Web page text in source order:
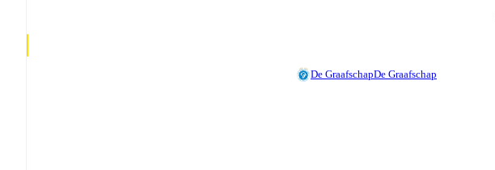
De GraafschapDe Graafschap